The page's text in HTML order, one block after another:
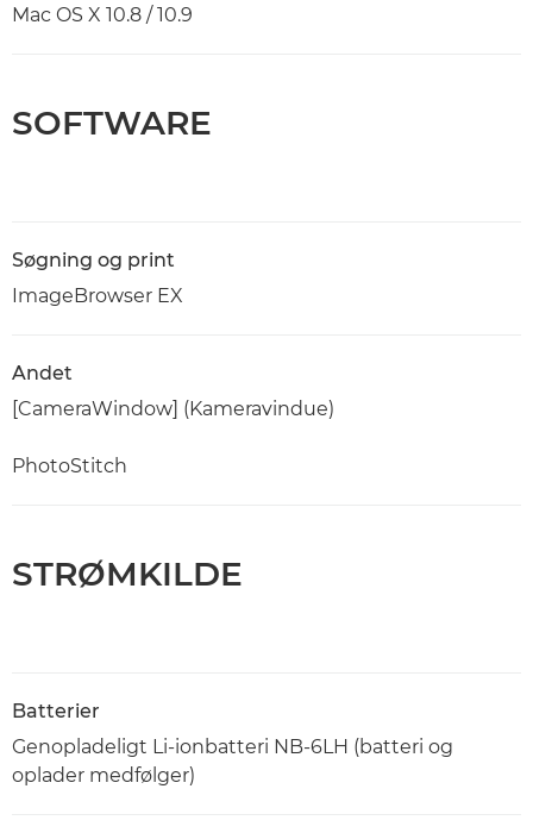
Mac OS X 10.8 / 10.9
SOFTWARE
Søgning og print
ImageBrowser EX
Andet
[CameraWindow] (Kameravindue)
PhotoStitch
STRØMKILDE
Batterier
Genopladeligt Li-ionbatteri NB-6LH (batteri og
oplader medfølger)